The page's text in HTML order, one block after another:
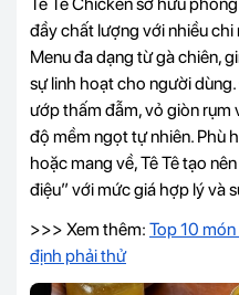
Tê Tê Chicken sở hữu
đầy chất lượng với nhiều
Menu đa dạng từ gà chiên,
sự linh hoạt cho người
ướp thấm đẫm, vỏ giòn rụm
độ mềm ngọt tự nhiên. Phù
hoặc mang về, Tê Tê tạo
điệu” với mức giá hợp lý và
>>> Xem thêm: Top 10
định phải thử